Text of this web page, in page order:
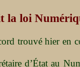
la loi
trouvé hier en
d’État au